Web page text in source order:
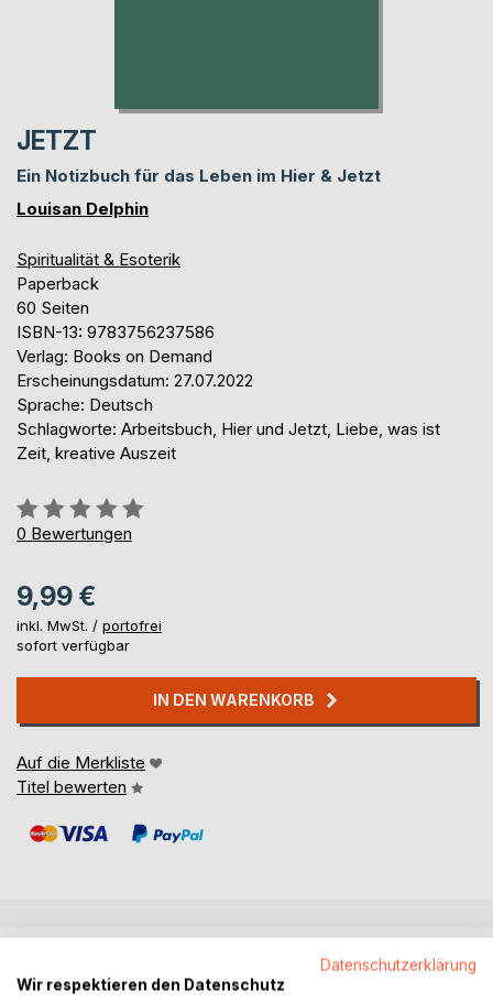
JETZT
Ein Notizbuch für das Leben im Hier & Jetzt
Louisan Delphin
Spiritualität & Esoterik
Paperback
60 Seiten
ISBN-13: 9783756237586
Verlag: Books on Demand
Erscheinungsdatum: 27.07.2022
Sprache: Deutsch
Schlagworte: Arbeitsbuch, Hier und Jetzt, Liebe, was ist
Zeit, kreative Auszeit
Bewertung::
0%
0 Bewertungen
9,99 €
inkl. MwSt. / portofrei
sofort verfügbar
IN DEN WARENKORB
Auf die Merkliste
Titel bewerten
Datenschutzerklärung
Wir respektieren den Datenschutz